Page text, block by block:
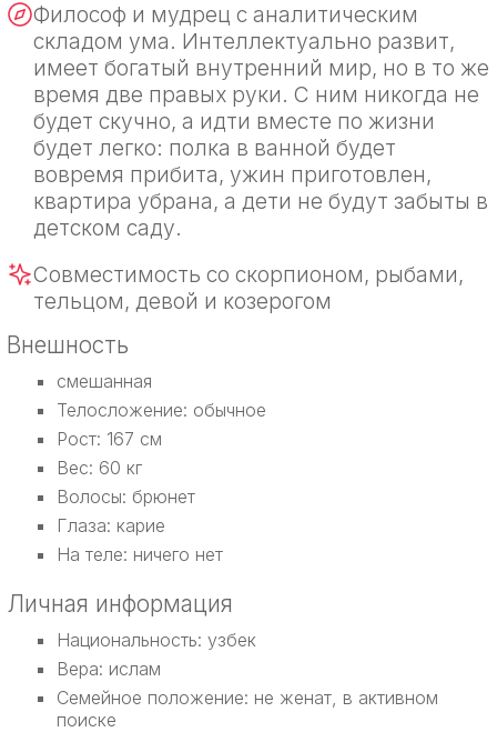
Философ и мудрец с аналитическим
складом ума. Интеллектуально развит,
имеет богатый внутренний мир, но в то же
время две правых руки. С ним никогда не
будет скучно, а идти вместе по жизни
будет легко: полка в ванной будет
вовремя прибита, ужин приготовлен,
квартира убрана, а дети не будут забыты в
детском саду.
Совместимость со скорпионом, рыбами,
тельцом, девой и козерогом
Внешность
смешанная
Телосложение: обычное
Рост: 167 см
Вес: 60 кг
Волосы: брюнет
Глаза: карие
На теле: ничего нет
Личная информация
Национальность: узбек
Вера: ислам
Семейное положение: не женат, в активном
поиске